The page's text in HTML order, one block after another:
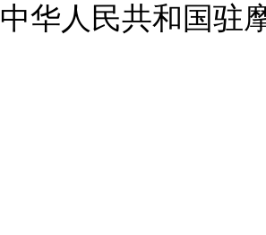
中华人民共和国驻